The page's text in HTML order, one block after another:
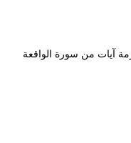
آيات من سورة الواقعة